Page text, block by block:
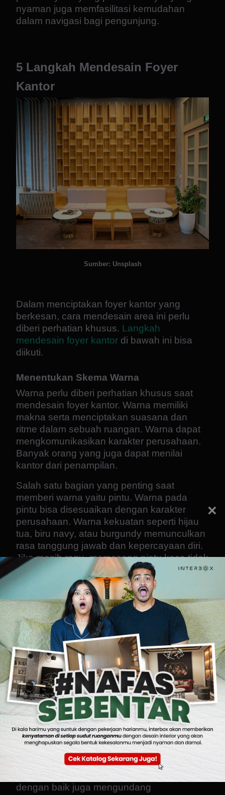
×
nyaman juga memfasilitasi kemudahan
dalam navigasi bagi pengunjung.
5 Langkah Mendesain Foyer
Kantor
Sumber: Unsplash
Dalam menciptakan foyer kantor yang
berkesan, cara mendesain area ini perlu
diberi perhatian khusus. Langkah
mendesain foyer kantor di bawah ini bisa
diikuti.
Menentukan Skema Warna
Warna perlu diberi perhatian khusus saat
mendesain foyer kantor. Warna memiliki
makna serta menciptakan suasana dan
ritme dalam sebuah ruangan. Warna dapat
mengkomunikasikan karakter perusahaan.
Banyak orang yang juga dapat menilai
kantor dari penampilan.
Salah satu bagian yang penting saat
memberi warna yaitu pintu. Warna pada
pintu bisa disesuaikan dengan karakter
perusahaan. Warna kekuatan seperti hijau
tua, biru navy, atau burgundy memunculkan
rasa tanggung jawab dan kepercayaan diri.
Jika masih ragu, memasang pintu kaca tidak
pernah salah.
Foyer pada kantor juga merupakan tempat
logo perusahaan di pasang. Pastikan nama
atau logo memiliki warna senada dengan
tema keseluruhan ruangan. Selain itu,
lengkapi desain foyer kantor dengan
menambahkan karpet yang juga senada.
Karpet juga berguna untuk melindungi ruang
dari kotoran.
Memilih Meja Resepsionis yang Sesuai
Pada foyer kantor, biasanya terdapat meja
resepsionis. Pilih yang sesuai untuk
menciptakan suasana kantor yang
diinginkan. Meja resepsionis yang didesain
dengan baik, mampu menentukan suasana
percakapan di kantor. Meja yang dipilih
dengan baik juga mengundang